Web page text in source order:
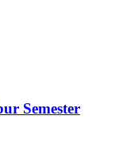
Semester